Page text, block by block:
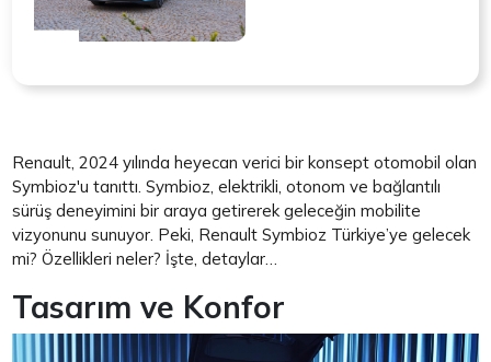
Renault, 2024 yılında heyecan verici bir konsept otomobil olan
Symbioz'u tanıttı. Symbioz, elektrikli, otonom ve bağlantılı
sürüş deneyimini bir araya getirerek geleceğin mobilite
vizyonunu sunuyor. Peki, Renault Symbioz Türkiye’ye gelecek
mi? Özellikleri neler? İşte, detaylar…
Tasarım ve Konfor